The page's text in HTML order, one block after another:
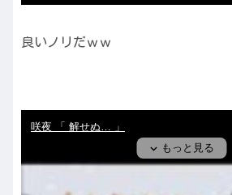
良いノリだｗｗ